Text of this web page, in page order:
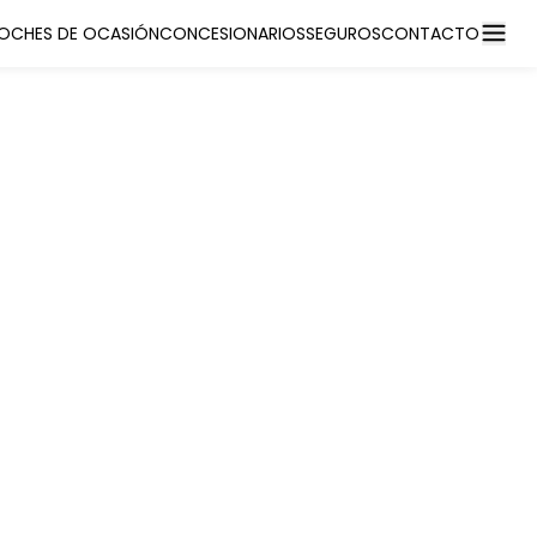
DE OCASIÓNCONCESIONARIOSSEGUROSCONTACTO